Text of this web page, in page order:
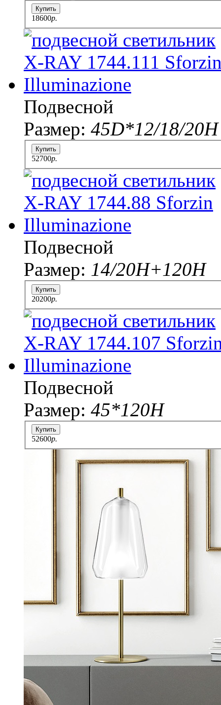
Купить
18600p.
Подвесной
Размер: 45D*12/18/20Н
Купить
52700p.
Подвесной
Размер: 14/20Н+120Н
Купить
20200p.
Подвесной
Размер: 45*120H
Купить
52600p.